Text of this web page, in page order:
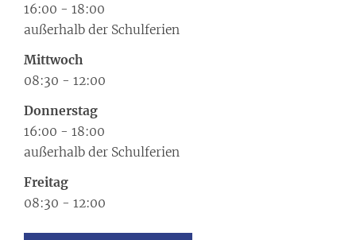
16:00 - 18:00
außerhalb der Schulferien
Mittwoch
08:30 - 12:00
Donnerstag
16:00 - 18:00
außerhalb der Schulferien
Freitag
08:30 - 12:00